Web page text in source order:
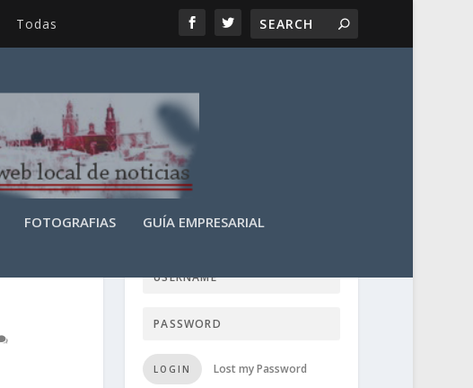
Todas
FOTOGRAFIAS GUÍA EMPRESARIAL
LOGIN USER TTN
LOGIN Lost my Password